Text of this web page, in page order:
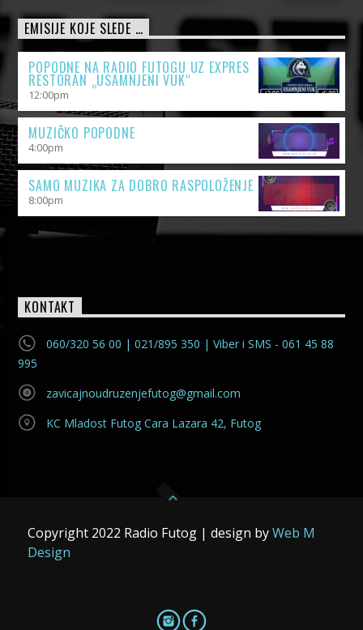
EMISIJE KOJE SLEDE …
POPODNE NA RADIO FUTOGU UZ EXPRES
RESTORAN „USAMNJENI VUK“
12:00pm
MUZIČKO POPODNE
4:00pm
SAMO MUZIKA ZA DOBRO RASPOLOŽENJE
8:00pm
KONTAKT
060/320 56 00 | 021/895 350 | Viber i SMS - 061 45 88
995
zavicajnoudruzenjefutog@gmail.com
KC Mladost Futog Cara Lazara 42, Futog
Copyright 2022 Radio Futog | design byWeb M
Design